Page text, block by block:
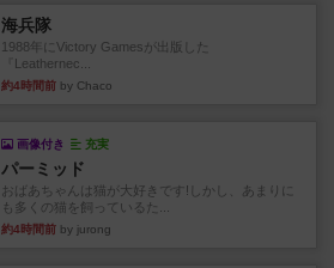
海兵隊
1988年にVictory Gamesが出版した
『Leathernec...
約4時間前 by Chaco
画像付き 充実
パーミッド
おばあちゃんは猫が大好きです!しかし、あまりに
も多くの猫を飼っているた...
約4時間前 by jurong